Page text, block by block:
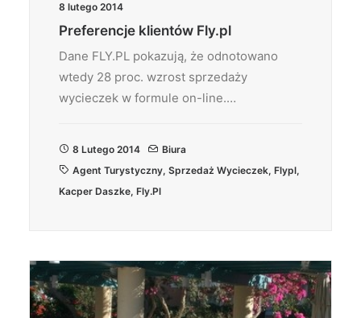
8 lutego 2014
Preferencje klientów Fly.pl
Dane FLY.PL pokazują, że odnotowano
wtedy 28 proc. wzrost sprzedaży
wycieczek w formule on-line.…
8 Lutego 2014
Biura
Agent Turystyczny, Sprzedaż Wycieczek, Flypl,
Kacper Daszke, Fly.pl